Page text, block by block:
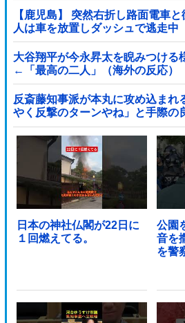
【鹿児島】 突然右折し路面電車
人は車を放置しダッシュで逃走中
大谷翔平が今永昇太を睨みつける
←「最高の二人」（海外の反応）
反斎藤知事派が本丸に攻め込まれ
やく反撃のターンやね」と手際の
出中他
日本の神社仏閣が22日に
１回燃えてる。
公園
音を
を警